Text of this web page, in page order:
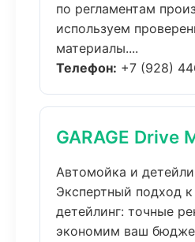
по регламентам
используем
материалы....
Телефон: +7 (928)
GARAGE Drive
Автомойка и
Экспертный подход
детейлинг: точные
экономим ваш